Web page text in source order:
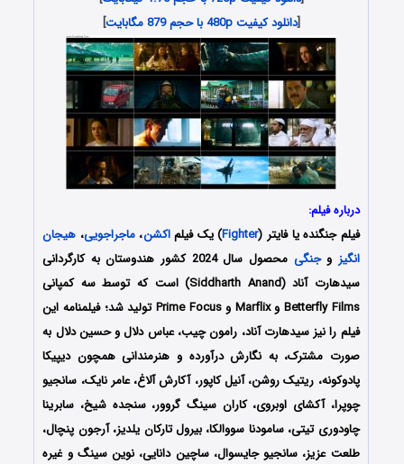
[دانلود کیفیت 480p با حجم 879 مگابایت ]
درباره فیلم:
فیلم جنگنده یا فایتر (Fighter) یک فیلماکشن،ماجراجویی، هیجان
انگیز وجنگی
محصول سال 2024 کشور هندوستان به کارگردانی
سیدهارت آناد (Siddharth Anand) است که توسط سه کمپانی‌
Betterfly Films و Marflix و Prime Focus تولید شد؛ فیلمنامه این
فیلم را نیز سیدهارت آناد، رامون چیب، عباس دلال و حسین دلال به
صورت مشترک، به نگارش درآورده و هنرمندانی همچون دیپیکا
پادوکونه، ریتیک روشن، آنیل کاپور، آکارش آلاغ، عامر نایک، سانجیو
چوپرا، آکشای اوبروی، کاران سینگ گروور، سنجده شیخ، سابرینا
چاودوری تیتی، سامودنا سووالکا، بیرول تارکان یلدیز، آرجون پنچال،
طلعت عزیز، سانجیو جایسوال، ساچین دانایی، نوین سینگ و غیره